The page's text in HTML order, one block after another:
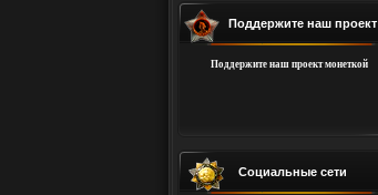
Поддержите наш проект
Поддержите наш проект монеткой
Социальные сети